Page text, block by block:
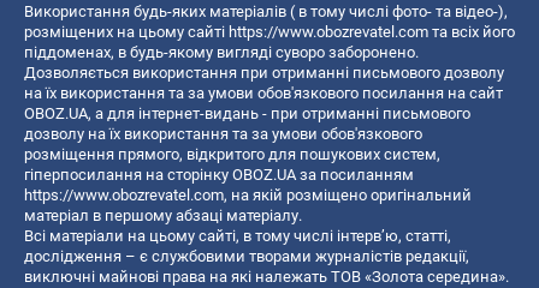
Використання будь-яких матеріалів ( в тому числі фото- та відео-),
розміщених на цьому сайті https://www.obozrevatel.com та всіх його
піддоменах, в будь-якому вигляді суворо заборонено.
Дозволяється використання при отриманні письмового дозволу
на їх використання та за умови обов'язкового посилання на сайт
OBOZ.UA, а для інтернет-видань - при отриманні письмового
дозволу на їх використання та за умови обов'язкового
розміщення прямого, відкритого для пошукових систем,
гіперпосилання на сторінку OBOZ.UA за посиланням
https://www.obozrevatel.com, на якій розміщено оригінальний
матеріал в першому абзаці матеріалу.
Всі матеріали на цьому сайті, в тому числі інтерв’ю, статті,
дослідження – є службовими творами журналістів редакції,
виключні майнові права на які належать ТОВ «Золота середина».